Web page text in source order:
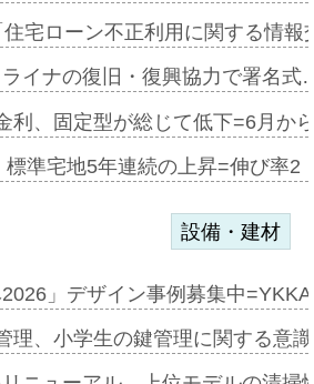
宅ローン不正利用に関する情
ライナの復旧・復興協力で署名
利、固定型が総じて低下=6月か
標準宅地5年連続の上昇=伸び率
設備・建材
2026」デザイン事例募集中
理、小学生の鍵管理に関する意